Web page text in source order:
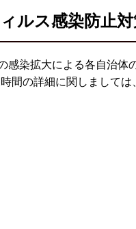
ルス感染防止
感染拡大による各自治
間の詳細に関しまして